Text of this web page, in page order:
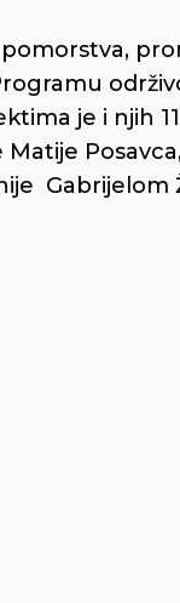
je i njih
Gabrijelom